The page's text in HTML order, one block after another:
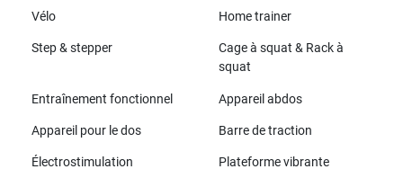
Vélo Home trainer
Step & stepper
Cage à squat & Rack à
squat
Entraînement fonctionnel Appareil abdos
Appareil pour le dos Barre de traction
Électrostimulation Plateforme vibrante